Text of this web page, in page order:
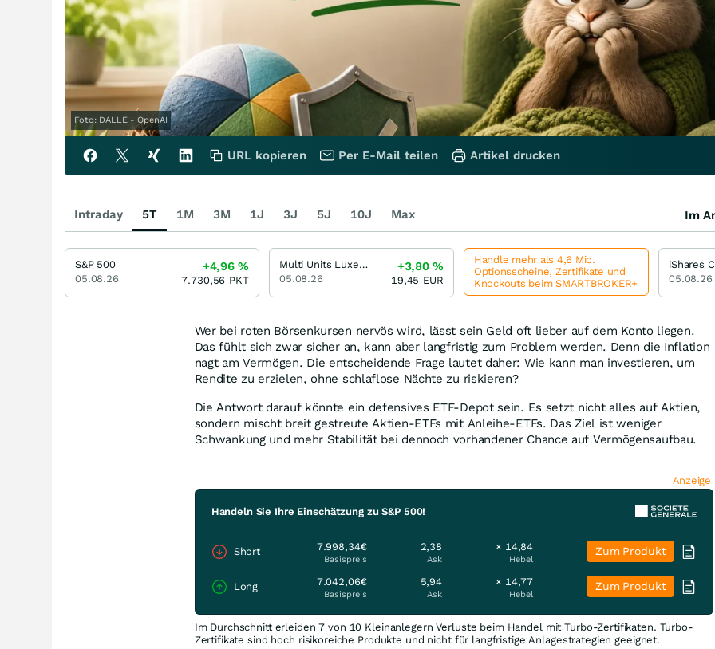
Foto: DALLE - OpenAI
Wer bei roten Börsenkursen nervös wird, lässt sein Geld oft lieber auf dem Konto liegen.
Das fühlt sich zwar sicher an, kann aber langfristig zum Problem werden. Denn die Inflation
nagt am Vermögen. Die entscheidende Frage lautet daher: Wie kann man investieren, um
Rendite zu erzielen, ohne schlaflose Nächte zu riskieren?
Die Antwort darauf könnte ein defensives ETF-Depot sein. Es setzt nicht alles auf Aktien,
sondern mischt breit gestreute Aktien-ETFs mit Anleihe-ETFs. Das Ziel ist weniger
Schwankung und mehr Stabilität bei dennoch vorhandener Chance auf Vermögensaufbau.
Anzeige
Handeln Sie Ihre Einschätzung zu S&P 500!
Short 7.998,34€
Basispreis
2,38
Ask
× 14,84
Hebel
Zum Produkt
Long 7.042,06€
Basispreis
5,94
Ask
× 14,77
Hebel
Zum Produkt
Im Durchschnitt erleiden 7 von 10 Kleinanlegern Verluste beim Handel mit Turbo-Zertifikaten. Turbo-
Zertifikate sind hoch risikoreiche Produkte und nicht für langfristige Anlagestrategien geeignet.
URL kopieren Per E-Mail teilen Artikel drucken
Intraday 5T 1M 3M 1J 3J 5J 10J Max Im
S&P 500
05.08.26
+4,96%
7.730,56 PKT
Multi Units Luxembourg SICAV - Amundi MSCI EMU Capitalisation
05.08.26
+3,80%
19,45 EUR
Handle mehr als 4,6 Mio.
Optionsscheine, Zertifikate und
Knockouts beim SMARTBROKER+
05.08.26